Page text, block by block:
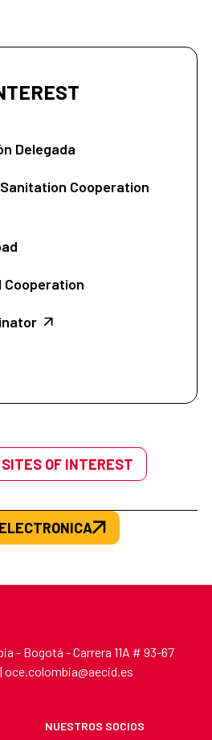
Delegada
Cooperation
Cooperation
SITES OF INTEREST
- Bogotá - Carrera 11A # 93-67
oce.colombia@aecid.es
NUESTROS SOCIOS